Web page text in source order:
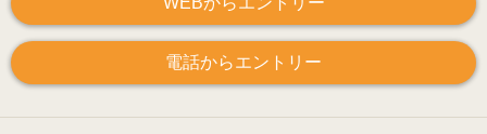
電話からエントリー